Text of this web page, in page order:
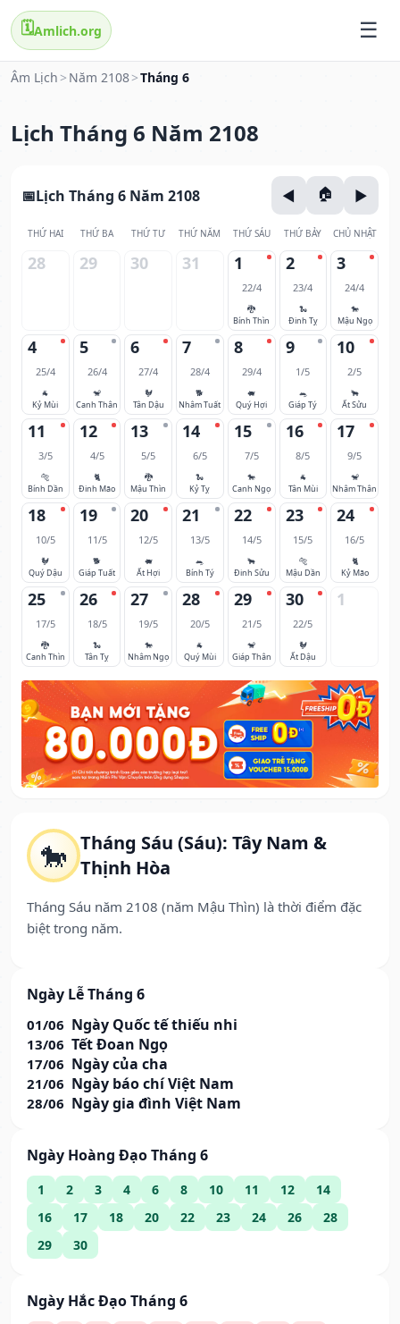
🗓️Amlich.org
Âm Lịch > Năm 2108>Tháng 6
Lịch Tháng 6 Năm 2108
🐎 Tháng Sáu (Sáu): Tây Nam &
Thịnh Hòa
Tháng Sáu năm 2108 (năm Mậu Thìn) là thời điểm đặc
biệt trong năm.
Ngày Lễ Tháng 6
01/06 Ngày Quốc tế thiếu nhi
13/06 Tết Đoan Ngọ
17/06 Ngày của cha
21/06 Ngày báo chí Việt Nam
28/06 Ngày gia đình Việt Nam
Ngày Hoàng Đạo Tháng 6
1 2 3 4 6 8 10 11 12
14
16
17 18 20 22 23 24 26
28
29
30
Ngày Hắc Đạo Tháng 6
Lịch Tháng 6 Năm 2108
THỨ HAI THỨ BA THỨ TƯ THỨ NĂM THỨ SÁU THỨ BẢY CHỦ NHẬT
28 29 30 31 1
22/4
🐉
Bính Thìn
2
23/4
🐍
Đinh Tỵ
3
24/4
🐎
Mậu Ngọ
4
25/4
🐐
Kỷ Mùi
5
26/4
🐒
Canh Thân
6
27/4
🐓
Tân Dậu
7
28/4
🐕
Nhâm Tuất
8
29/4
🐖
Quý Hợi
9
1/5
🐀
Giáp Tý
10
2/5
🐂
Ất Sửu
11
3/5
🐅
Bính Dần
12
4/5
🐈
Đinh Mão
13
5/5
🐉
Mậu Thìn
14
6/5
🐍
Kỷ Tỵ
15
7/5
🐎
Canh Ngọ
16
8/5
🐐
Tân Mùi
17
9/5
🐒
Nhâm Thân
18
10/5
🐓
Quý Dậu
19
11/5
🐕
Giáp Tuất
20
12/5
🐖
Ất Hợi
21
13/5
🐀
Bính Tý
22
14/5
🐂
Đinh Sửu
23
15/5
🐅
Mậu Dần
24
16/5
🐈
Kỷ Mão
25
17/5
🐉
Canh Thìn
26
18/5
🐍
Tân Tỵ
27
19/5
🐎
Nhâm Ngọ
28
20/5
🐐
Quý Mùi
29
21/5
🐒
Giáp Thân
30
22/5
🐓
Ất Dậu
1